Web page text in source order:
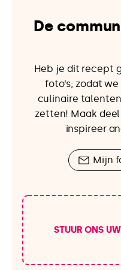
De
Heb je dit recept
foto’s; zodat
culinaire
zetten! Maak
inspireer
Mijn
STUUR ONS